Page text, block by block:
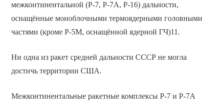
межконтинентальной (Р-7, Р-7А, Р-16) дальности,
оснащённые моноблочными термоядерными головными
частями (кроме Р-5М, оснащённой ядерной ГЧ)11.
Ни одна из ракет средней дальности СССР не могла
достичь территории США.
Межконтинентальные ракетные комплексы Р-7 и Р-7А